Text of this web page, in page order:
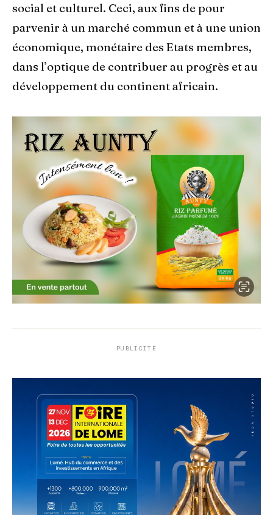
social et culturel. Ceci, aux fins de pour
parvenir à un marché commun et à une union
économique, monétaire des Etats membres,
dans l’optique de contribuer au progrès et au
développement du continent africain.
PUBLICITÉ